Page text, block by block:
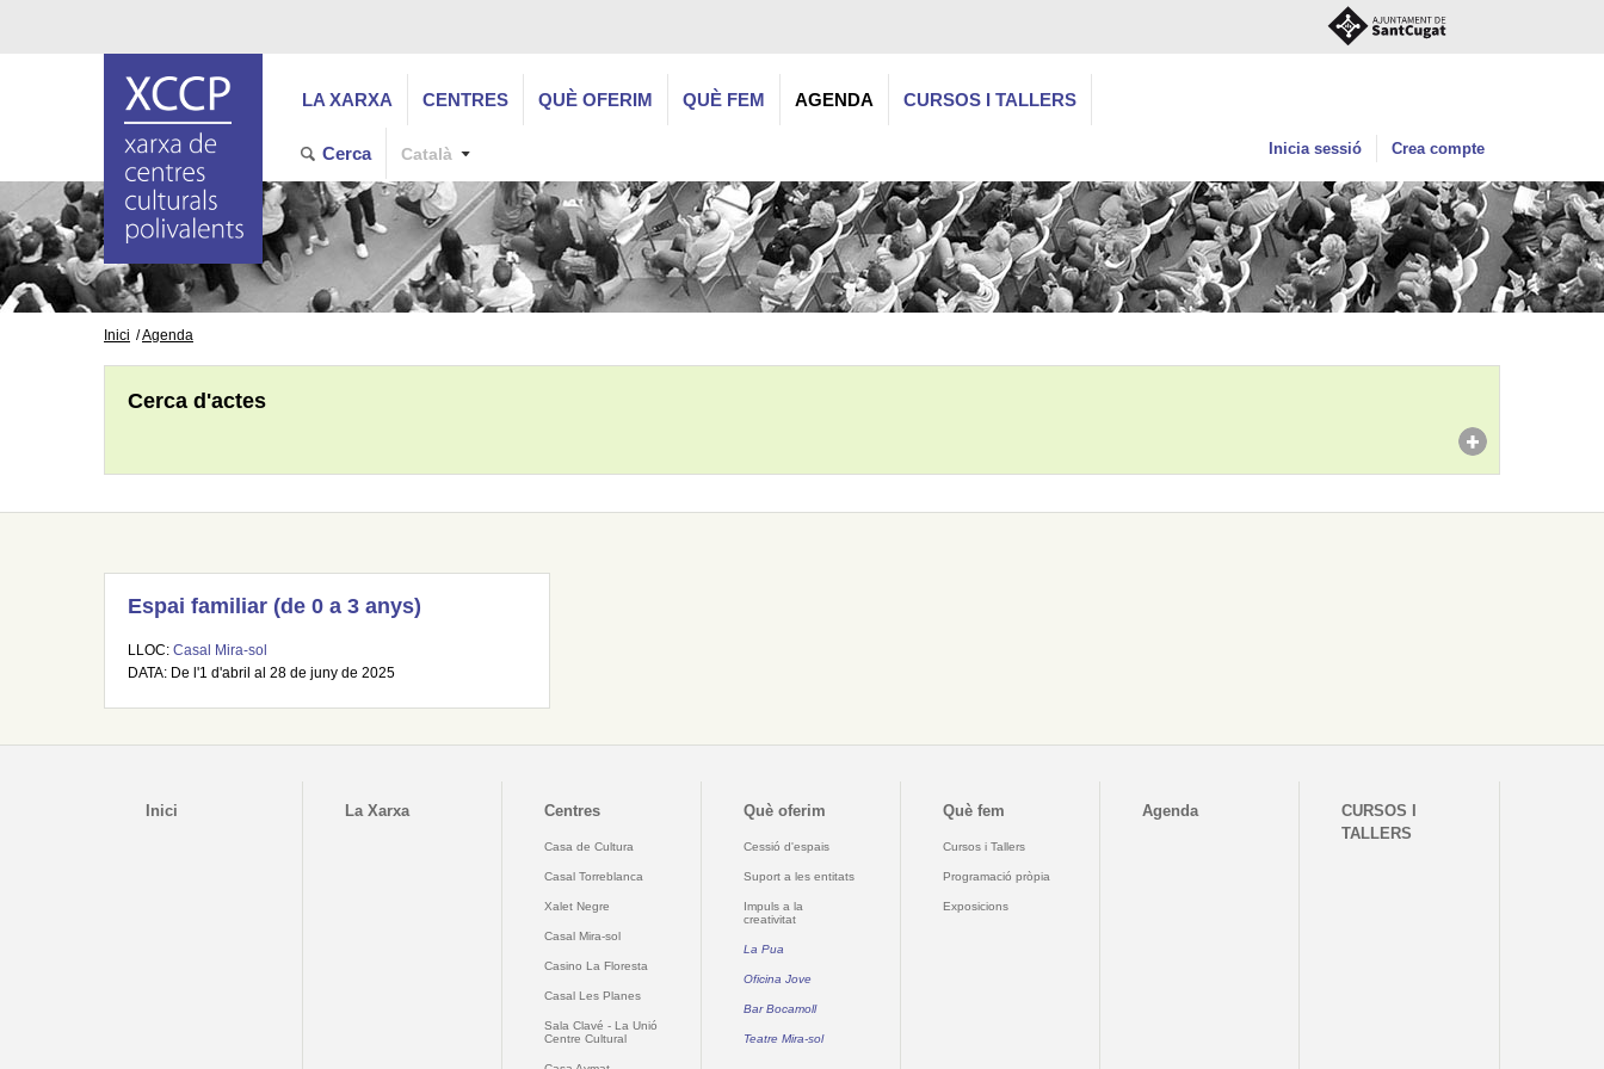
LA XARXA CENTRES QUÈ OFERIM QUÈ FEM AGENDA CURSOS I TALLERS
Cerca Català Inicia sessió Crea compte
Inici Agenda
Cerca d'actes
Espai familiar (de 0 a 3 anys)
LLOC: Casal Mira-sol
DATA: De l'1 d'abril al 28 de juny de 2025
Inici La Xarxa Centres
Casa de Cultura
Casal Torreblanca
Xalet Negre
Casal Mira-sol
Casino La Floresta
Casal Les Planes
Sala Clavé - La Unió
Centre Cultural
Què oferim
Cessió d'espais
Suport a les entitats
Impuls a la
creativitat
La Pua
Oficina Jove
Bar Bocamoll
Teatre Mira-sol
Què fem
Cursos i Tallers
Programació pròpia
Exposicions
Agenda
CURSOS I
TALLERS